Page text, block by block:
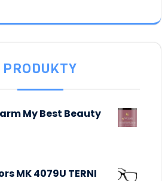
PRODUKTY
My Best Beauty
MK 4079U TERNI